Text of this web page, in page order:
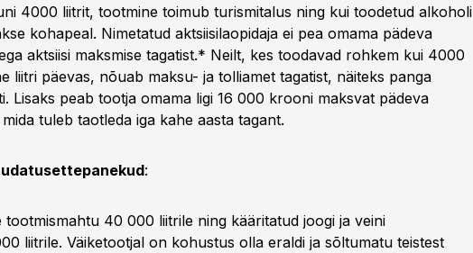
4000 liitrit, tootmine toimub turismitalus ning kui toodetud alkoholi
kohapeal. Nimetatud aktsiisilaopidaja ei pea omama pädeva
aktsiisi maksmise tagatist.* Neilt, kes toodavad rohkem kui 4000
liitri päevas, nõuab maksu- ja tolliamet tagatist, näiteks panga
Lisaks peab tootja omama ligi 16 000 krooni maksvat pädeva
tuleb taotleda iga kahe aasta tagant.
:
40 000 liitrile ning kääritatud joogi ja veini
liitrile. Väiketootjal on kohustus olla eraldi ja sõltumatu teistest